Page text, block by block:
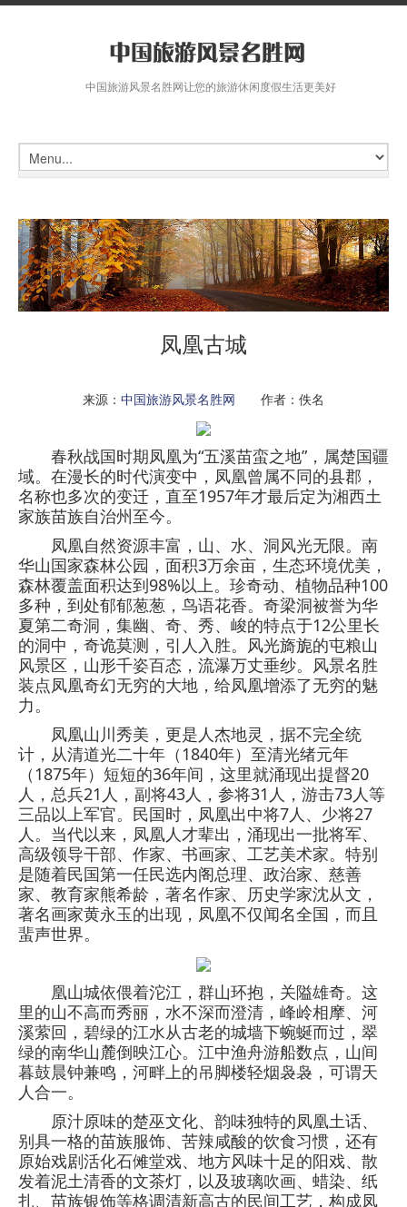
中国旅游风景名胜网让您的旅游休闲度假生活更美好
凤凰古城
来源： 中国旅游风景名胜网 作者：佚名
春秋战国时期凤凰为“五溪苗蛮之地”，属楚国疆
域。在漫长的时代演变中，凤凰曾属不同的县郡，
名称也多次的变迁，直至1957年才最后定为湘西土
家族苗族自治州至今。
凤凰自然资源丰富，山、水、洞风光无限。南
华山国家森林公园，面积3万余亩，生态环境优美，
森林覆盖面积达到98%以上。珍奇动、植物品种100
多种，到处郁郁葱葱，鸟语花香。奇梁洞被誉为华
夏第二奇洞，集幽、奇、秀、峻的特点于12公里长
的洞中，奇诡莫测，引人入胜。风光旖旎的屯粮山
风景区，山形千姿百态，流瀑万丈垂纱。风景名胜
装点凤凰奇幻无穷的大地，给凤凰增添了无穷的魅
力。
凤凰山川秀美，更是人杰地灵，据不完全统
计，从清道光二十年（1840年）至清光绪元年
（1875年）短短的36年间，这里就涌现出提督20
人，总兵21人，副将43人，参将31人，游击73人等
三品以上军官。民国时，凤凰出中将7人、少将27
人。当代以来，凤凰人才辈出，涌现出一批将军、
高级领导干部、作家、书画家、工艺美术家。特别
是随着民国第一任民选内阁总理、政治家、慈善
家、教育家熊希龄，著名作家、历史学家沈从文，
著名画家黄永玉的出现，凤凰不仅闻名全国，而且
蜚声世界。
凰山城依偎着沱江，群山环抱，关隘雄奇。这
里的山不高而秀丽，水不深而澄清，峰岭相摩、河
溪萦回，碧绿的江水从古老的城墙下蜿蜒而过，翠
绿的南华山麓倒映江心。江中渔舟游船数点，山间
暮鼓晨钟兼鸣，河畔上的吊脚楼轻烟袅袅，可谓天
人合一。
原汁原味的楚巫文化、韵味独特的凤凰土话、
别具一格的苗族服饰、苦辣咸酸的饮食习惯，还有
原始戏剧活化石傩堂戏、地方风味十足的阳戏、散
发着泥土清香的文茶灯，以及玻璃吹画、蜡染、纸
扎、苗族银饰等格调清新高古的民间工艺，构成凤